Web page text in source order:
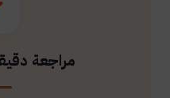
مراجعة